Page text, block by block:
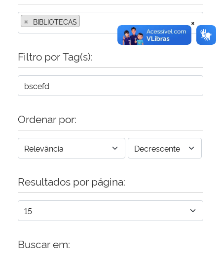
×
× BIBLIOTECAS
Filtro por Tag(s):
Ordenar por:
Resultados por página:
Buscar em: